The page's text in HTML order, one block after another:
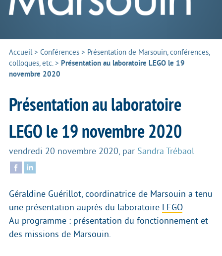
Accueil> Conférences > Présentation de Marsouin, conférences,
colloques, etc.> Présentation au laboratoire LEGO le 19
novembre 2020
Présentation au laboratoire
LEGO le 19 novembre 2020
vendredi 20 novembre 2020, par Sandra Trébaol
Géraldine Guérillot, coordinatrice de Marsouin a tenu
une présentation auprès du laboratoire LEGO.
Au programme : présentation du fonctionnement et
des missions de Marsouin.